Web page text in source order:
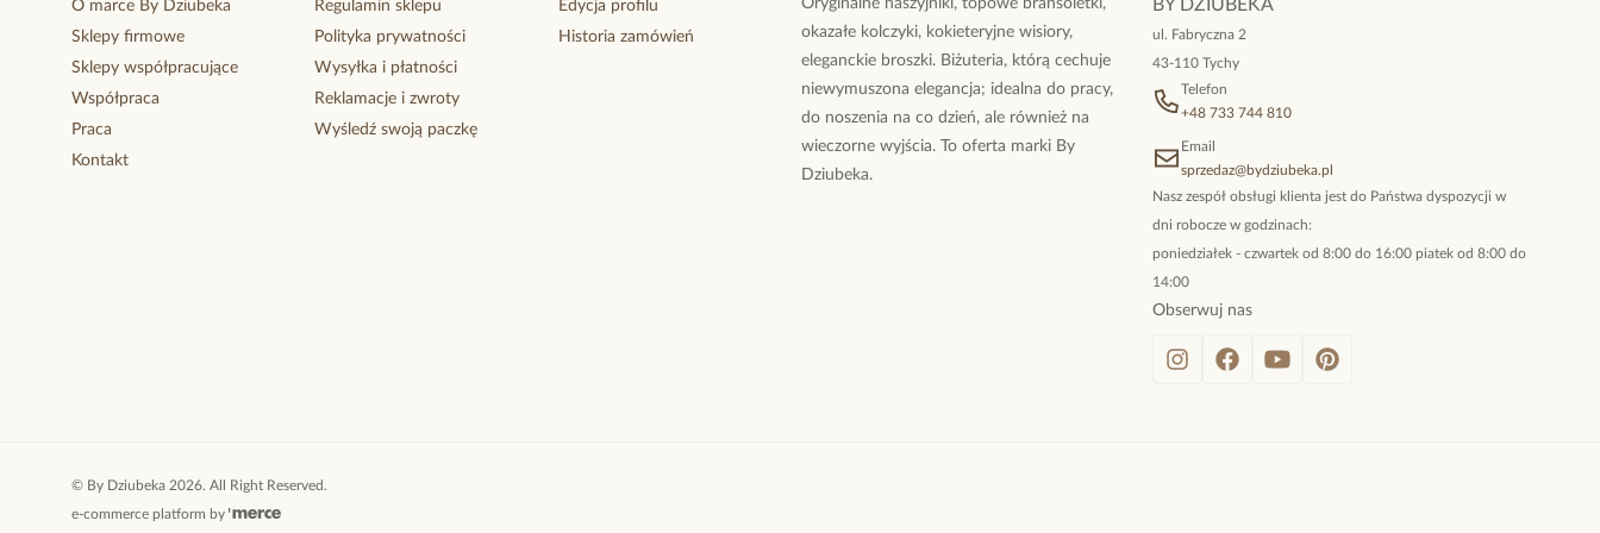
O marce By Dziubeka
Sklepy firmowe
Sklepy współpracujące
Współpraca
Praca
Kontakt
Regulamin sklepu
Polityka prywatności
Wysyłka i płatności
Reklamacje i zwroty
Wyśledź swoją paczkę
Edycja profilu
Historia zamówień
Oryginalne naszyjniki, topowe bransoletki,
okazałe kolczyki, kokieteryjne wisiory,
eleganckie broszki. Biżuteria, którą cechuje
niewymuszona elegancja; idealna do pracy,
do noszenia na co dzień, ale również na
wieczorne wyjścia. To oferta marki By
Dziubeka.
BY DZIUBEKA
ul. Fabryczna 2
43-110 Tychy
Telefon
+48 733 744 810
Email
sprzedaz@bydziubeka.pl
Nasz zespół obsługi klienta jest do Państwa dyspozycji w
dni robocze w godzinach:
poniedziałek - czwartek od 8:00 do 16:00 piatek od 8:00 do
14:00
Obserwuj nas
© By Dziubeka 2026. All Right Reserved.
e-commerce platform by